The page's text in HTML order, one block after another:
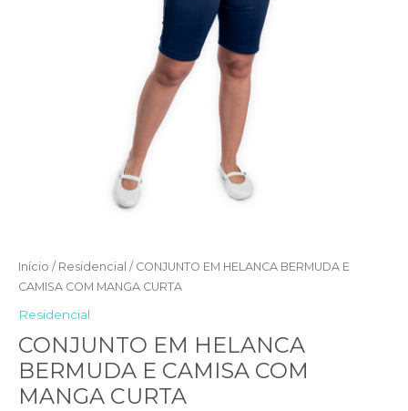
Início / Residencial / CONJUNTO EM HELANCA BERMUDA E
CAMISA COM MANGA CURTA
Residencial
CONJUNTO EM HELANCA
BERMUDA E CAMISA COM
MANGA CURTA